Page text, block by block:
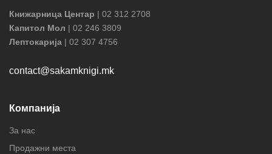
Книжарница Центар | 02 312 2708
Капитол Мол | 02 246 3809
Лептокарија | 02 307 4756
contact@sakamknigi.mk
Компанија
За нас
Продажни места